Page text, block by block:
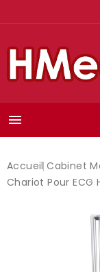

Accueil Cabinet
Chariot Pour ECG